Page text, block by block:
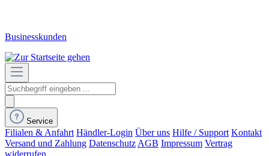
Businesskunden
Service
Filialen & Anfahrt Händler-Login Über uns Hilfe / Support Kontakt
Versand und Zahlung Datenschutz AGB Impressum Vertrag
widerrufen